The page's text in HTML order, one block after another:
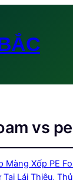
vs